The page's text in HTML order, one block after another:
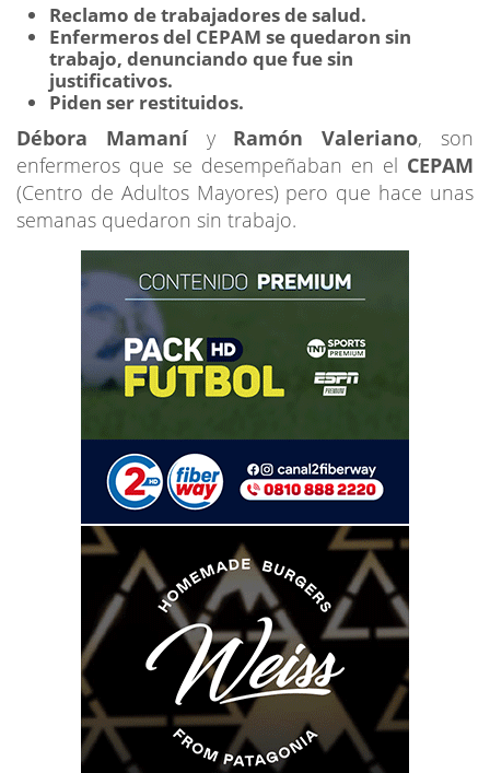
Reclamo de trabajadores de salud.
Enfermeros del CEPAM se quedaron sin
trabajo, denunciando que fue sin
justificativos.
Piden ser restituidos.
Débora Mamaníy Ramón Valeriano, son
enfermeros que se desempeñaban en el CEPAM
(Centro de Adultos Mayores) pero que hace unas
semanas quedaron sin trabajo.